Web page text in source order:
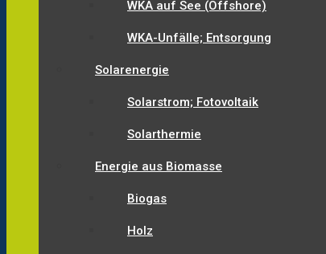
WKA auf See (Offshore)
WKA-Unfälle; Entsorgung
Solarenergie
Solarstrom; Fotovoltaik
Solarthermie
Energie aus Biomasse
Biogas
Holz